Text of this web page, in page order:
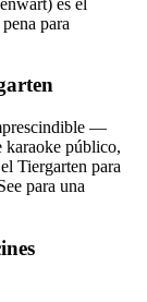
para
—
karaoke público,
Tiergarten para
para una